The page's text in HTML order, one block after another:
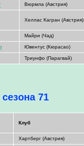
Вюрмла (Австрия)
Хеллас Кагран (Австрия)
Майри (Чад)
Ювентус (Кюрасао)
Триунфо (Парагвай)
71
Клуб
Хартберг (Австрия)